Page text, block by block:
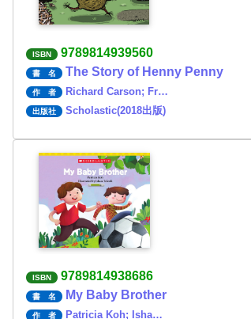
ISBN 9789814939560
書 名 The Story of Henny Penny
作 者 Richard Carson; Fr…
出版社 Scholastic(2018出版)
ISBN 9789814938686
書 名 My Baby Brother
作 者 Patricia Koh; Isha…